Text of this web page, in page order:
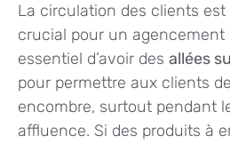
La circulation des clients
crucial pour un agencement
essentiel d’avoir des allées
pour permettre aux clients
encombre, surtout pendant
affluence. Si des produits à